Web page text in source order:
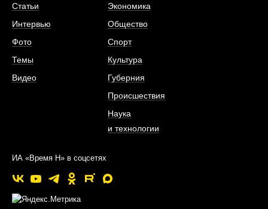
Статьи
Интервью
Фото
Темы
Видео
Экономика
Общество
Спорт
Культура
Губерния
Происшествия
Наука
и технологии
ИА «Время Н» в соцсетях